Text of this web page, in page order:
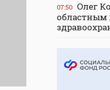
07:50 Олег